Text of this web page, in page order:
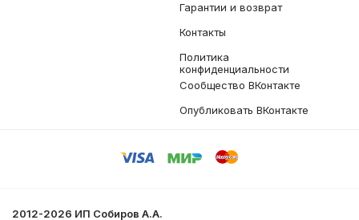
Гарантии и возврат
Контакты
Политика
конфиденциальности
Сообщество ВКонтакте
Опубликовать ВКонтакте
2012-2026 ИП Собиров А.А.